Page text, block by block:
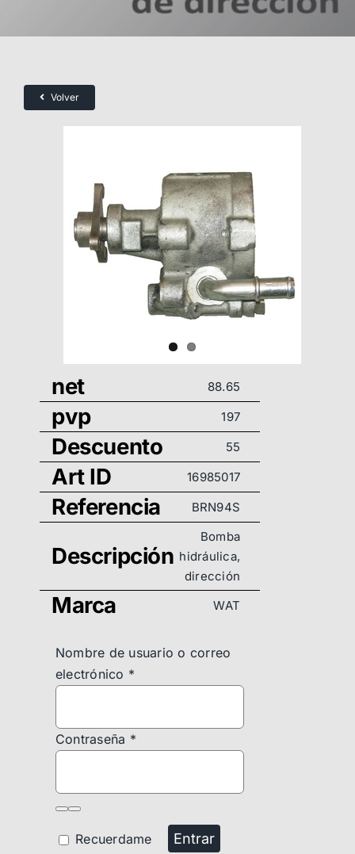
Volver
net 88.65
pvp 197
Descuento 55
Art ID 16985017
Referencia BRN94S
Descripción
Bomba
hidráulica,
dirección
Marca WAT
Nombre de usuario o correo
electrónico *
Contraseña *
Recuerdame Entrar